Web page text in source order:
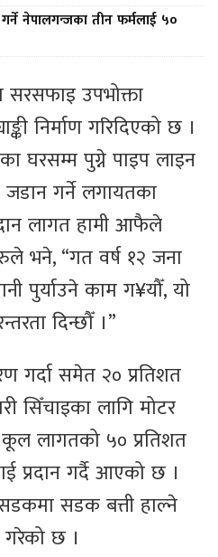
गर्ने नेपालगन्जका तीन फर्मलाई ५०
सरसफाइ उपभोक्ता
निर्माण गरिदिएको छ ।
घरसम्म पुग्ने पाइप लाइन
जडान गर्ने लगायतका
लागत हामी आफैले
भने, “गत वर्ष १२ जना
पुर्याउने काम ग¥यौँ, यो
दिन्छौँ ।”
गर्दा समेत २० प्रतिशत
सिँचाइका लागि मोटर
लागतको ५० प्रतिशत
प्रदान गर्दै आएको छ ।
सडक बत्ती हाल्ने
छ ।